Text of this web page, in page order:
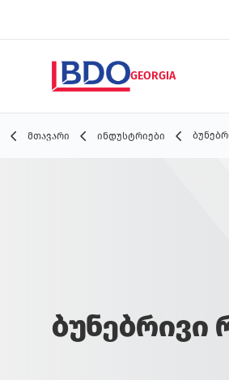
GEORGIA
მთავარი ინდუსტრიები
ბუნებრივი